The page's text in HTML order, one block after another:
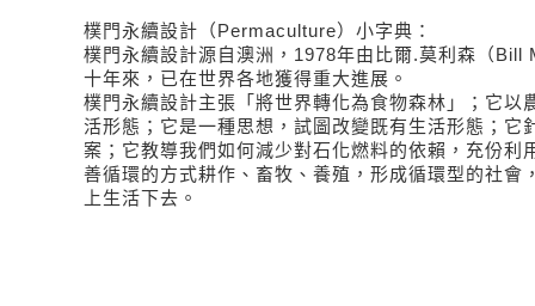
樸門永續設計（Permaculture）小字典：
樸門永續設計源自澳洲，1978年由比爾.莫利森（Bill
十年來，已在世界各地獲得重大進展。
樸門永續設計主張「將世界轉化為食物森林」；它以
活形態；它是一種思想，試圖改變既有生活形態；它
案；它教導我們如何減少對石化燃料的依賴，充份利
善循環的方式耕作、畜牧、養殖，形成循環型的社會
上生活下去。